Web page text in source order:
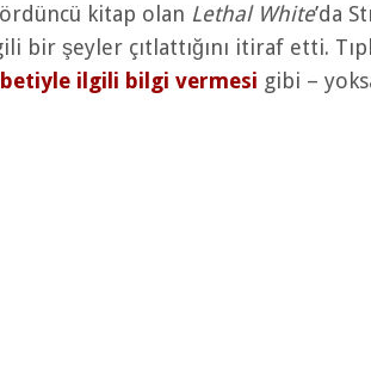
kitap olan Lethal White’da
bir şeyler çıtlattığını itiraf etti.
ilgili bilgi vermesi gibi –